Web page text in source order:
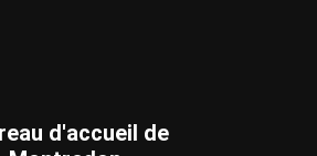
d'accueil de